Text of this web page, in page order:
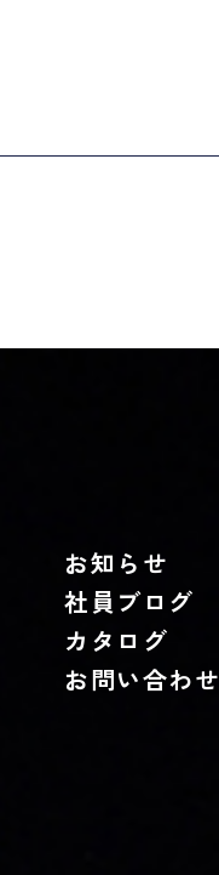
お知らせ
社員ブログ
カタログ
お問い合わせ